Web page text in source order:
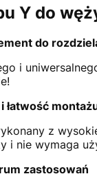
Y do
do
i
łatwość
z
i nie wymaga
zastosowań